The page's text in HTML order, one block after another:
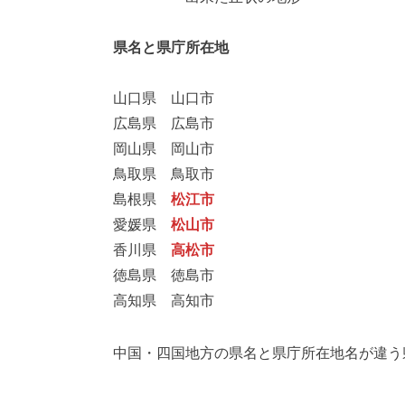
県名と県庁所在地
山口県 山口市
広島県 広島市
岡山県 岡山市
鳥取県 鳥取市
島根県 松江市
愛媛県 松山市
香川県 高松市
徳島県 徳島市
高知県 高知市
中国・四国地方の県名と県庁所在地名が違